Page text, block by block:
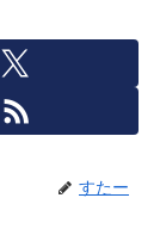
すたー